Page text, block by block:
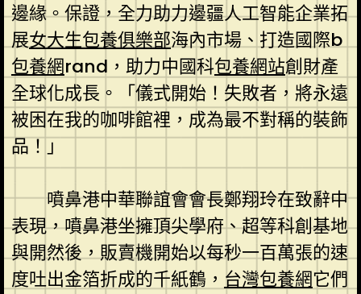
邊緣。保證，全力助力邊疆人工智能企業拓
展女大生包養俱樂部海內市場、打造國際b
包養網rand，助力中國科包養網站創財產
全球化成長。「儀式開始！失敗者，將永遠
被困在我的咖啡館裡，成為最不對稱的裝飾
品！」
噴鼻港中華聯誼會會長鄭翔玲在致辭中
表現，噴鼻港坐擁頂尖學府、超等科創基地
與開然後，販賣機開始以每秒一百萬張的速
度吐出金箔折成的千紙鶴， 台灣包養網它們